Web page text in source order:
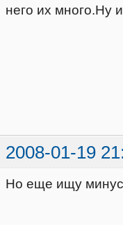
него их много.Ну
2008-01-19
Но еще ищу минус